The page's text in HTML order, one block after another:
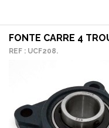
FONTE CARRE 4
REF : UCF208.